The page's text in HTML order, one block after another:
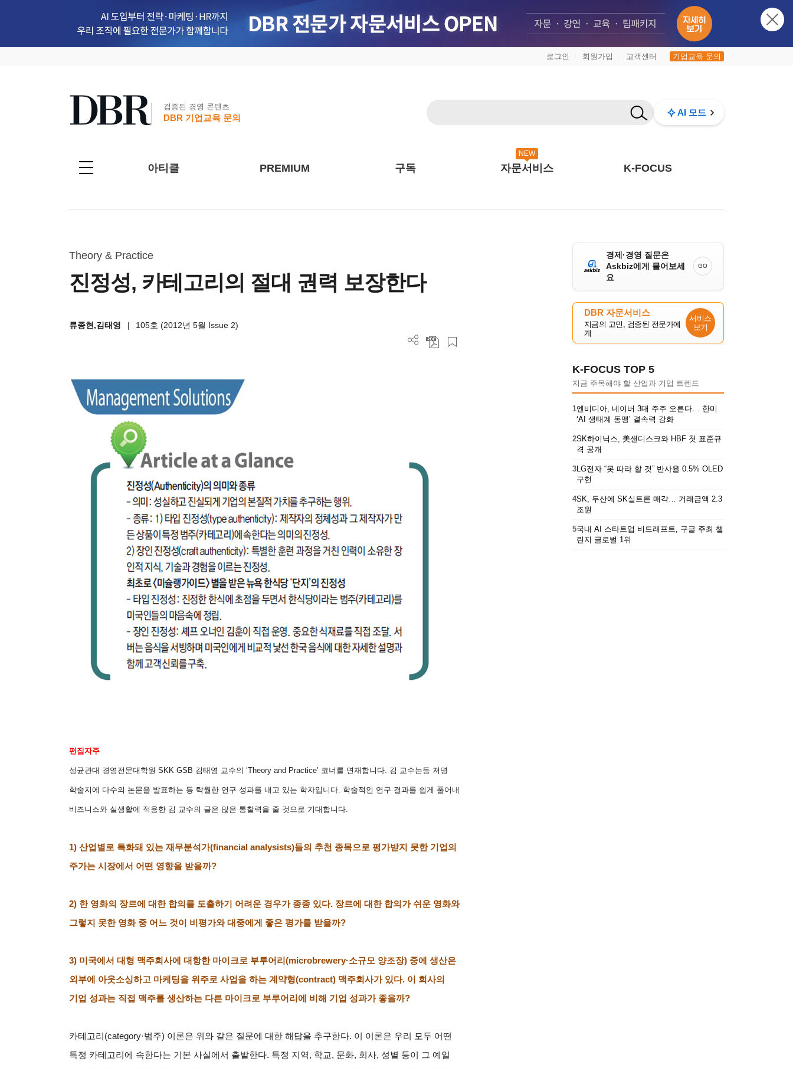
로그인 회원가입 고객센터 기업교육 문의
검증된 경영 콘텐츠
DBR 기업교육 문의
AI 모드
아티클 PREMIUM 구독
NEW
자문서비스 K-FOCUS
Theory & Practice
진정성, 카테고리의 절대 권력 보장한다
류종현,김태영 | 105호 (2012년 5월 Issue 2)
편집자주
성균관대 경영전문대학원 SKK GSB 김태영 교수의 ‘Theory and Practice’ 코너를 연재합니다 김 교수는등 저명
학술지에 다수의 논문을 발표하는 등 탁월한 연구 성과를 내고 있는 학자입니다 학술적인 연구 결과를 쉽게 풀어내
비즈니스와 실생활에 적용한 김 교수의 글은 많은 통찰력을 줄 것으로 기대합니다
1) 산업별로 특화돼 있는 재무분석가(financial analysists)들의 추천 종목으로 평가받지 못한 기업의
주가는 시장에서 어떤 영향을 받을까?
2) 한 영화의 장르에 대한 합의를 도출하기 어려운 경우가 종종 있다. 장르에 대한 합의가 쉬운 영화와
그렇지 못한 영화 중 어느 것이 비평가와 대중에게 좋은 평가를 받을까?
3) 미국에서 대형 맥주회사에 대항한 마이크로 부루어리(microbrewery·소규모 양조장) 중에 생산은
외부에 아웃소싱하고 마케팅을 위주로 사업을 하는 계약형(contract) 맥주회사가 있다. 이 회사의
기업 성과는 직접 맥주를 생산하는 다른 마이크로 부루어리에 비해 기업 성과가 좋을까?
카테고리(category·범주) 이론은 위와 같은 질문에 대한 해답을 추구한다. 이 이론은 우리 모두 어떤
특정 카테고리에 속한다는 기본 사실에서 출발한다. 특정 지역, 학교, 문화, 회사, 성별 등이 그 예일
경제·경영 질문은
Askbiz에게 물어보세
요
GO
DBR 자문서비스
지금의 고민, 검증된 전문가에
게
서비스
보기
K-FOCUS TOP 5
지금 주목해야 할 산업과 기업 트렌드
1엔비디아, 네이버 3대 주주 오른다… 한미
‘AI 생태계 동맹’ 결속력 강화
2SK하이닉스, 美샌디스크와 HBF 첫 표준규
격 공개
3LG전자 “못 따라 할 것” 반사율 0.5% OLED
구현
4SK, 두산에 SK실트론 매각… 거래금액 2.3
조원
5국내 AI 스타트업 비드래프트, 구글 주최 챌
린지 글로벌 1위